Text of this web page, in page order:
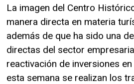
La imagen del Centro
manera directa en materia
además de que ha sido una
directas del sector
reactivación de inversiones
esta semana se realizan los